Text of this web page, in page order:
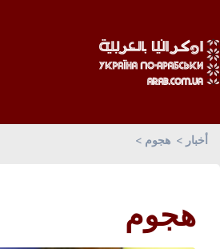
أخبار هجوم
هجوم